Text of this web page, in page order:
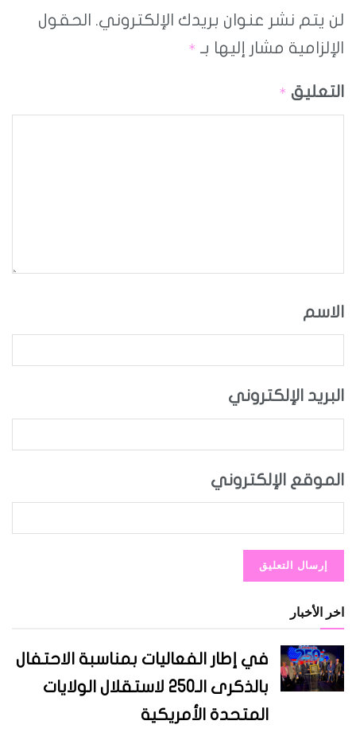
لن يتم نشر عنوان بريدك الإلكتروني. الحقول
الإلزامية مشار إليها بـ *
التعليق *
الاسم
البريد الإلكتروني
الموقع الإلكتروني
اخر الأخبار
في إطار الفعاليات بمناسبة الاحتفال
بالذكرى الـ250 لاستقلال الولايات
المتحدة الأمريكية